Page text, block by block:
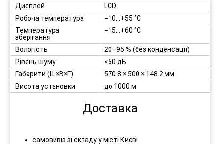
Дисплей
LCD
Робоча температура
−10…+55 °C
Температура
зберігання
−15…+60 °C
Вологість
20–95 % (без конденсації)
Рівень шуму
<50 дБ
Габарити (Ш×В×Г)
570.8 × 500 × 148.2 мм
Висота установки
до 1000 м
Доставка
самовивіз зі складу у місті Києві